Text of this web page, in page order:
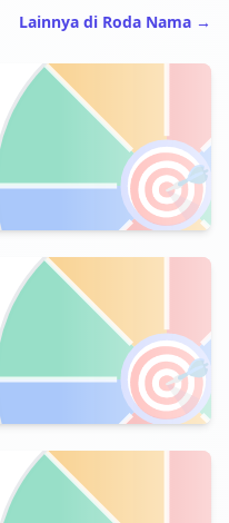
Lainnya di Roda Nama →
🎯
🎯